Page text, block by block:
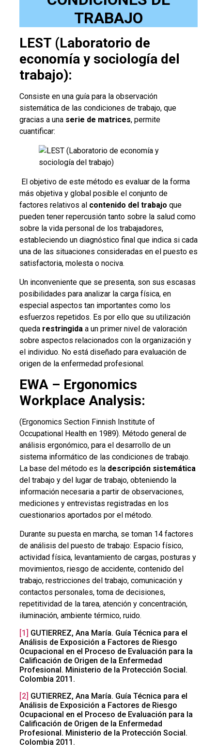
TRABAJO
LEST (Laboratorio de
economía y sociología del
trabajo):
Consiste en una guía para la observación
sistemática de las condiciones de trabajo, que
gracias a una serie de matrices, permite
cuantificar:
El objetivo de este método es evaluar de la forma
más objetiva y global posible el conjunto de
factores relativos al contenido del trabajo que
pueden tener repercusión tanto sobre la salud como
sobre la vida personal de los trabajadores,
estableciendo un diagnóstico final que indica si cada
una de las situaciones consideradas en el puesto es
satisfactoria, molesta o nociva.
Un inconveniente que se presenta, son sus escasas
posibilidades para analizar la carga física, en
especial aspectos tan importantes como los
esfuerzos repetidos. Es por ello que su utilización
queda restringida a un primer nivel de valoración
sobre aspectos relacionados con la organización y
el individuo. No está diseñado para evaluación de
origen de la enfermedad profesional.
EWA – Ergonomics
Workplace Analysis:
(Ergonomics Section Finnish Institute of
Occupational Health en 1989). Método general de
análisis ergonómico, para el desarrollo de un
sistema informático de las condiciones de trabajo.
La base del método es la descripción sistemática
del trabajo y del lugar de trabajo, obteniendo la
información necesaria a partir de observaciones,
mediciones y entrevistas registradas en los
cuestionarios aportados por el método.
Durante su puesta en marcha, se toman 14 factores
de análisis del puesto de trabajo: Espacio físico,
actividad física, levantamiento de cargas, posturas y
movimientos, riesgo de accidente, contenido del
trabajo, restricciones del trabajo, comunicación y
contactos personales, toma de decisiones,
repetitividad de la tarea, atención y concentración,
iluminación, ambiente térmico, ruido.
[1] GUTIERREZ, Ana María. Guía Técnica para el
Análisis de Exposición a Factores de Riesgo
Ocupacional en el Proceso de Evaluación para la
Calificación de Origen de la Enfermedad
Profesional. Ministerio de la Protección Social.
Colombia 2011.
[2] GUTIERREZ, Ana María. Guía Técnica para el
Análisis de Exposición a Factores de Riesgo
Ocupacional en el Proceso de Evaluación para la
Calificación de Origen de la Enfermedad
Profesional. Ministerio de la Protección Social.
Colombia 2011.